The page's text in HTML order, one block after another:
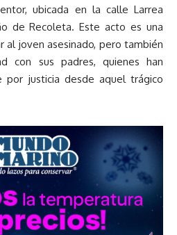
ubicada en la calle Larrea
de Recoleta. Este acto es una
al joven asesinado, pero también
con sus padres, quienes han
por justicia desde aquel trágico